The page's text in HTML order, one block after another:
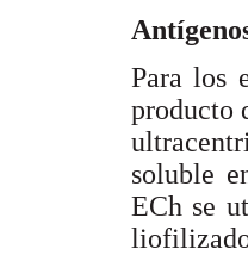
Para los
producto
soluble
ECh se